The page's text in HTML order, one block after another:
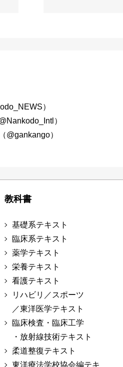
）
）
@gankango）
教科書
基礎系テキスト
臨床系テキスト
薬学テキスト
栄養テキスト
看護テキスト
リハビリ／スポーツ
／東洋医学テキスト
臨床検査・臨床工学
・放射線技術テキスト
柔道整復テキスト
東洋療法学校協会編テキ